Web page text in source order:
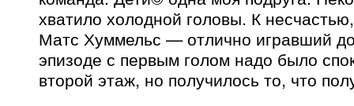
хватило холодной головы. К
Матс Хуммельс — отлично игравший
эпизоде с первым голом надо было
второй этаж, но получилось то, что